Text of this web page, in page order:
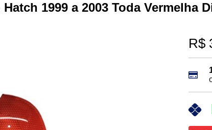
1999 a 2003 Toda Vermelha
R$